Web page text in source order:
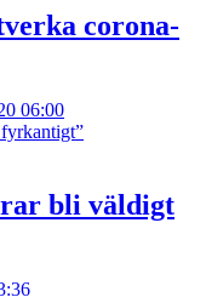
corona-
06:00
bli väldigt